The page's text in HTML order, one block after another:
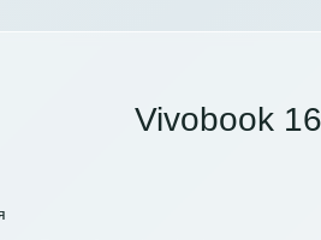
Vivobook